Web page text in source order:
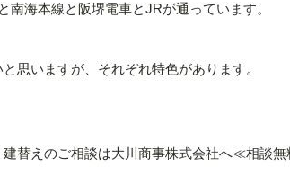
海本線と阪堺電車とJRが通っています。
思いますが、それぞれ特色があります。
替えのご相談は大川商事株式会社へ≪相談